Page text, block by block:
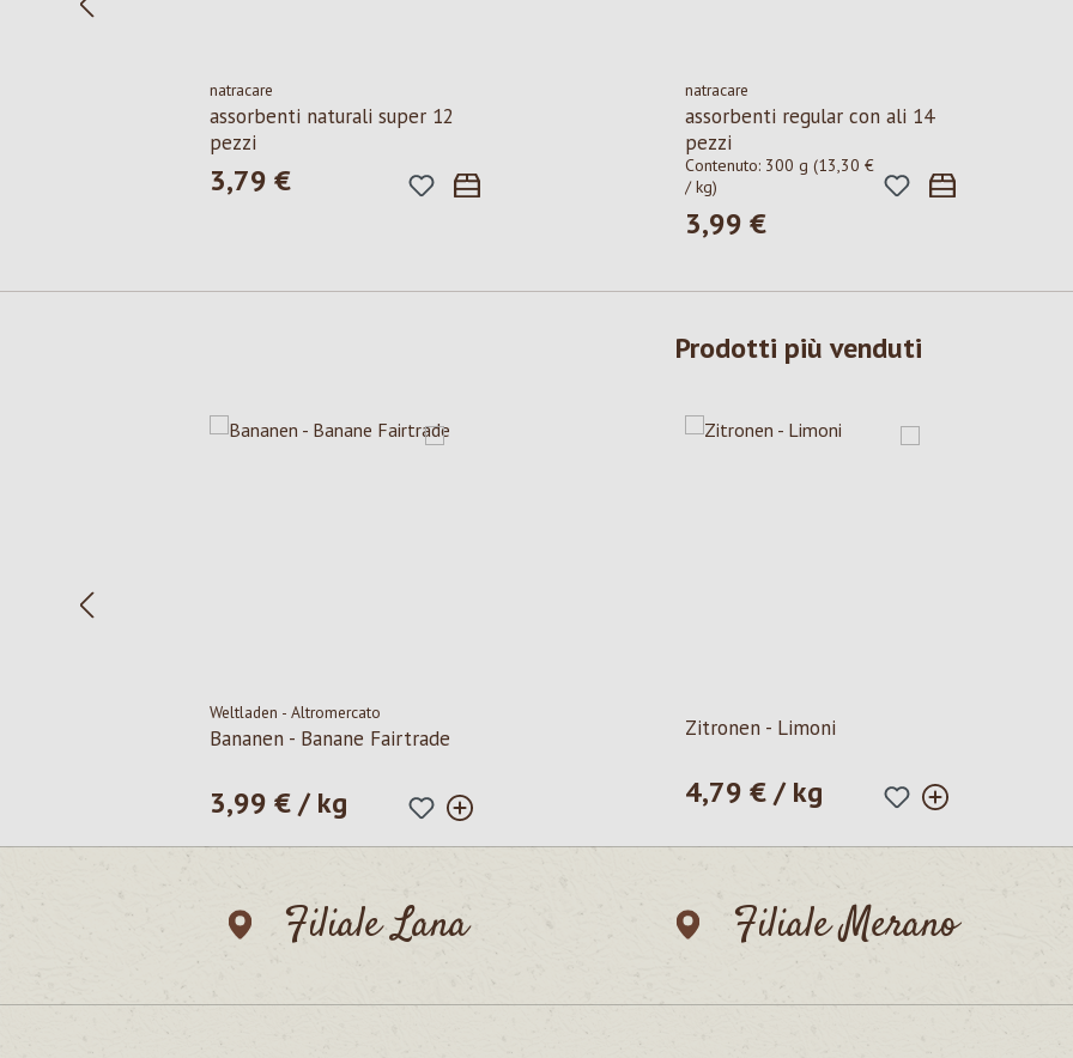
natracare
assorbenti naturali super 12
pezzi
Prezzo normale:
3,79 €
natracare
assorbenti regular con ali 14
pezzi
Contenuto: 300 g (13,30 €
/ kg)
Prezzo normale:
3,99 €
Prodotti più venduti
Weltladen - Altromercato
Bananen - Banane Fairtrade
Prezzo normale:
3,99 € / kg
Zitronen - Limoni
Prezzo normale:
4,79 € / kg
Filiale Lana Filiale Merano